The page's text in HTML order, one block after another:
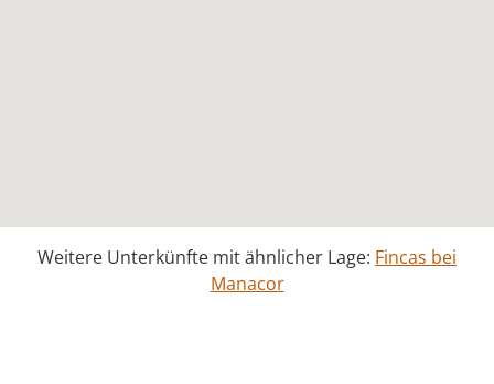
Weitere Unterkünfte mit ähnlicher Lage: Fincas bei
Manacor